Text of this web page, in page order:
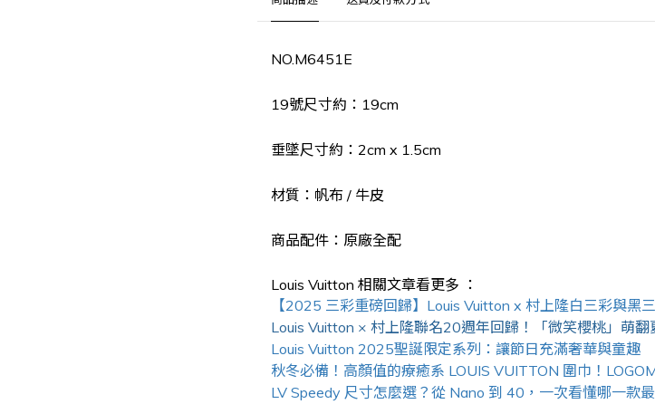
NO.M6451E
19號尺寸約：19cm
垂墜尺寸約：2cm x 1.5cm
材質：帆布 / 牛皮
商品配件：原廠全配
Louis Vuitton 相關文章看更多 ：
【2025 三彩重磅回歸】Louis Vuitton x 村上隆白三彩與黑
Louis Vuitton × 村上隆聯名20週年回歸！「微笑櫻桃」萌
Louis Vuitton 2025聖誕限定系列：讓節日充滿奢華與童趣
秋冬必備！高顏值的療癒系 LOUIS VUITTON 圍巾！
LV Speedy 尺寸怎麼選？從 Nano 到 40，一次看懂哪一款